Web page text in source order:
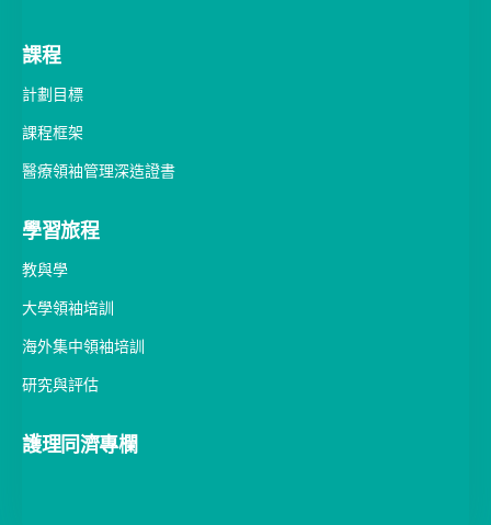
課程
計劃目標
課程框架
醫療領袖管理深造證書
學習旅程
教與學
大學領袖培訓
海外集中領袖培訓
研究與評估
護理同濟專欄